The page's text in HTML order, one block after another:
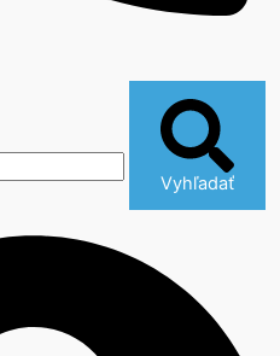
Vyhľadať